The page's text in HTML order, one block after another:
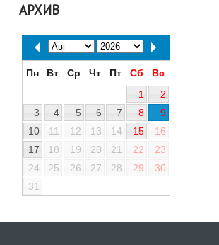
АРХИВ
Пн Вт Ср Чт Пт Сб
Вс
1
2
3
4 5 6 7 8
9
10
11 12 13 14 15
16
17
18 19 20 21 22
23
24
25 26 27 28 29
30
31